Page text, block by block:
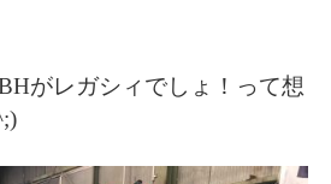
がレガシィでしょ！って想